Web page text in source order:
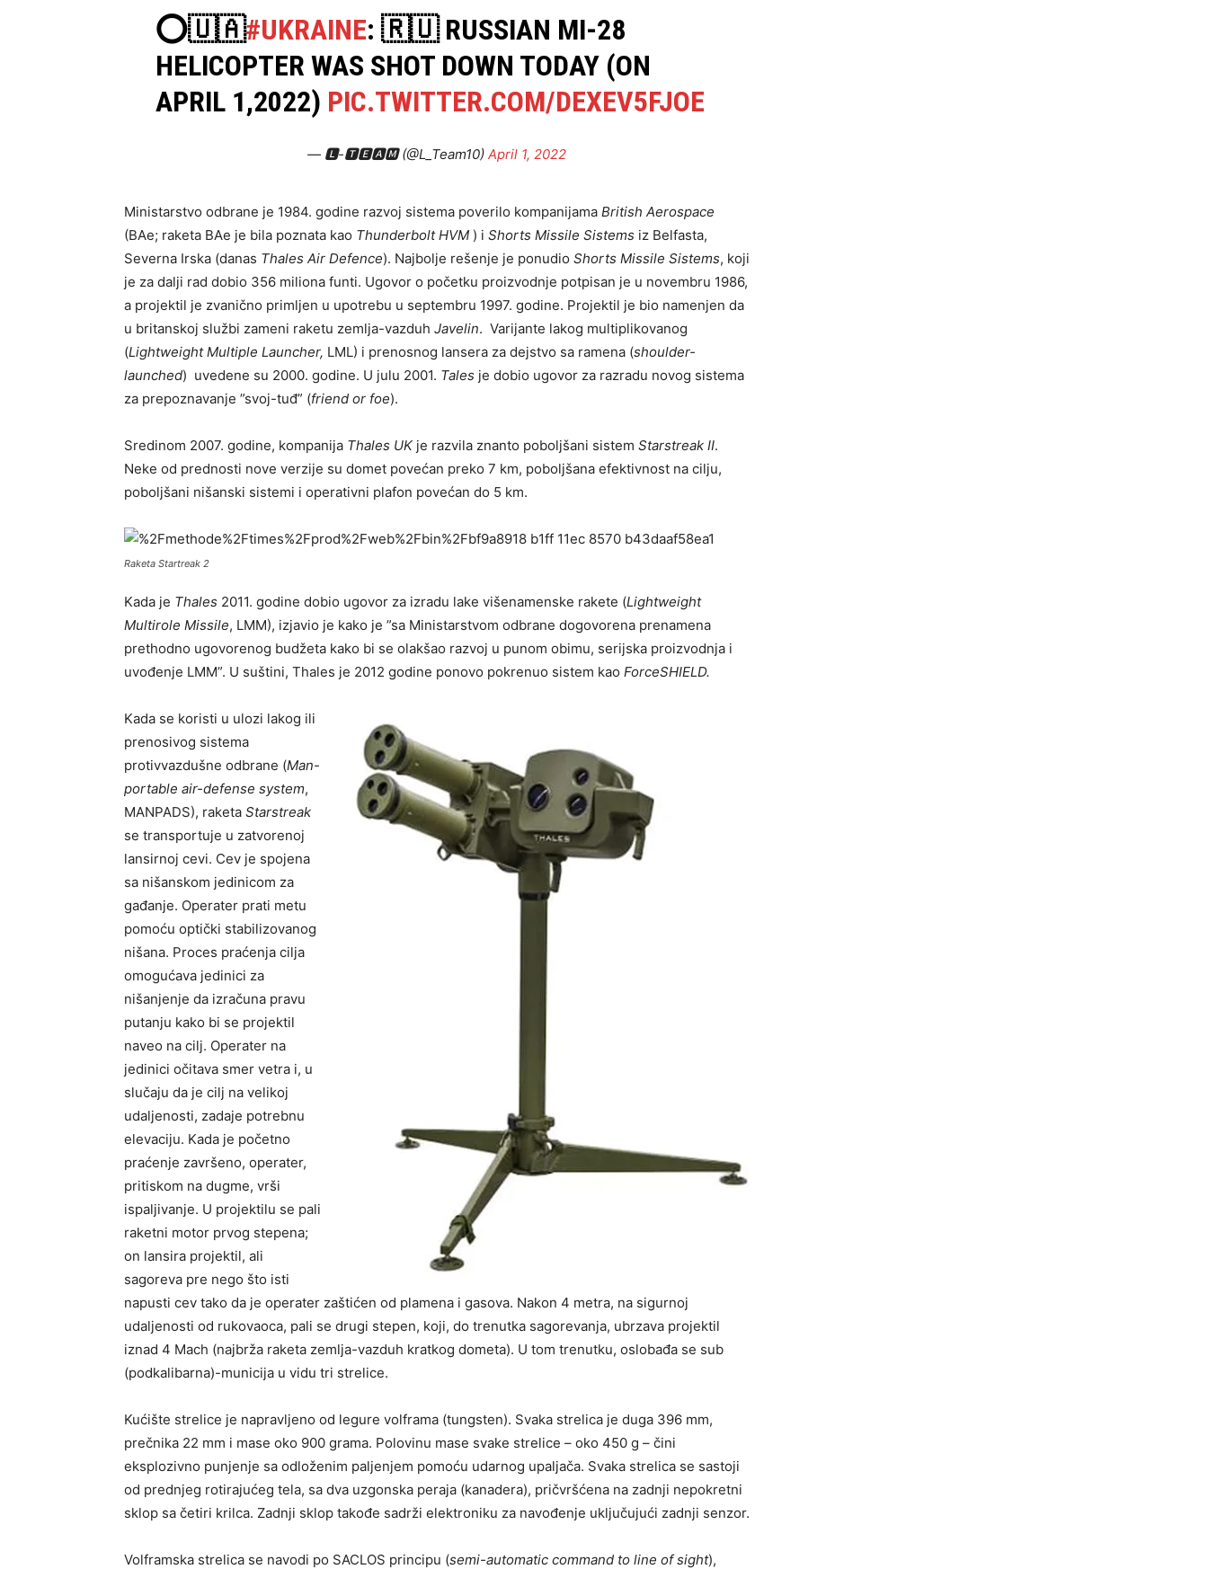
⭕️🇺🇦#UKRAINE: 🇷🇺 RUSSIAN MI-28
HELICOPTER WAS SHOT DOWN TODAY (ON
APRIL 1,2022) PIC.TWITTER.COM/DEXEV5FJOE
— 🅻-🆃🅴🅰🅼 (@L_Team10) April 1, 2022
Ministarstvo odbrane je 1984. godine razvoj sistema poverilo kompanijama British Aerospace
(BAe; raketa BAe je bila poznata kao Thunderbolt HVM ) i Shorts Missile Sistems iz Belfasta,
Severna Irska (danas Thales Air Defence). Najbolje rešenje je ponudio Shorts Missile Sistems, koji
je za dalji rad dobio 356 miliona funti. Ugovor o početku proizvodnje potpisan je u novembru 1986,
a projektil je zvanično primljen u upotrebu u septembru 1997. godine. Projektil je bio namenjen da
u britanskoj službi zameni raketu zemlja-vazduh Javelin. Varijante lakog multiplikovanog
(Lightweight Multiple Launcher, LML) i prenosnog lansera za dejstvo sa ramena (shoulder-
launched) uvedene su 2000. godine. U julu 2001. Tales je dobio ugovor za razradu novog sistema
za prepoznavanje ”svoj-tuđ” (friend or foe).
Sredinom 2007. godine, kompanija Thales UKje razvila znanto poboljšani sistem Starstreak II.
Neke od prednosti nove verzije su domet povećan preko 7 km, poboljšana efektivnost na cilju,
poboljšani nišanski sistemi i operativni plafon povećan do 5 km.
Raketa Startreak 2
Kada je Thales 2011. godine dobio ugovor za izradu lake višenamenske rakete (Lightweight
Multirole Missile, LMM), izjavio je kako je ”sa Ministarstvom odbrane dogovorena prenamena
prethodno ugovorenog budžeta kako bi se olakšao razvoj u punom obimu, serijska proizvodnja i
uvođenje LMM”. U suštini, Thales je 2012 godine ponovo pokrenuo sistem kao ForceSHIELD.
Kada se koristi u ulozi lakog ili
prenosivog sistema
protivvazdušne odbrane (Man-
portable air-defense system,
MANPADS), raketa Starstreak
se transportuje u zatvorenoj
lansirnoj cevi. Cev je spojena
sa nišanskom jedinicom za
gađanje. Operater prati metu
pomoću optički stabilizovanog
nišana. Proces praćenja cilja
omogućava jedinici za
nišanjenje da izračuna pravu
putanju kako bi se projektil
naveo na cilj. Operater na
jedinici očitava smer vetra i, u
slučaju da je cilj na velikoj
udaljenosti, zadaje potrebnu
elevaciju. Kada je početno
praćenje završeno, operater,
pritiskom na dugme, vrši
ispaljivanje. U projektilu se pali
raketni motor prvog stepena;
on lansira projektil, ali
sagoreva pre nego što isti
napusti cev tako da je operater zaštićen od plamena i gasova. Nakon 4 metra, na sigurnoj
udaljenosti od rukovaoca, pali se drugi stepen, koji, do trenutka sagorevanja, ubrzava projektil
iznad 4 Mach (najbrža raketa zemlja-vazduh kratkog dometa). U tom trenutku, oslobađa se sub
(podkalibarna)-municija u vidu tri strelice.
Kućište strelice je napravljeno od legure volframa (tungsten). Svaka strelica je duga 396 mm,
prečnika 22 mm i mase oko 900 grama. Polovinu mase svake strelice – oko 450 g – čini
eksplozivno punjenje sa odloženim paljenjem pomoću udarnog upaljača. Svaka strelica se sastoji
od prednjeg rotirajućeg tela, sa dva uzgonska peraja (kanadera), pričvršćena na zadnji nepokretni
sklop sa četiri krilca. Zadnji sklop takođe sadrži elektroniku za navođenje uključujući zadnji senzor.
Volframska strelica se navodi po SACLOS principu (semi-automatic command to line of sight),